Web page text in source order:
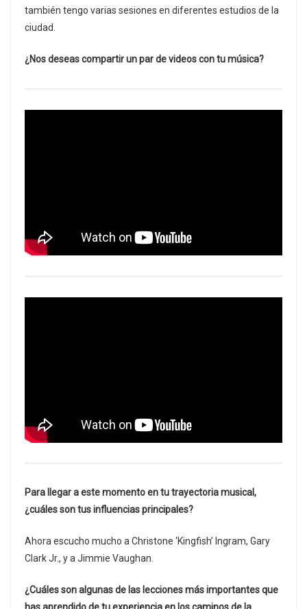
también tengo varias sesiones en diferentes estudios de la
ciudad.
¿Nos deseas compartir un par de videos con tu música?
Para llegar a este momento en tu trayectoria musical,
¿cuáles son tus influencias principales?
Ahora escucho mucho a Christone ‘Kingfish’ Ingram, Gary
Clark Jr., y a Jimmie Vaughan.
¿Cuáles son algunas de las lecciones más importantes que